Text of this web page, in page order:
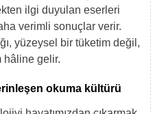
ilgi duyulan eserleri
verimli sonuçlar verir.
yüzeysel bir tüketim değil,
hâline gelir.
okuma kültürü